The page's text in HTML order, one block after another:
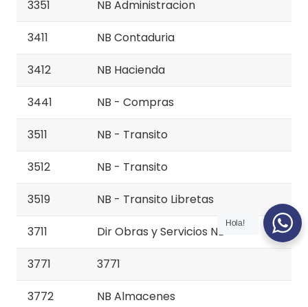
3351 NB Administracion
3411 NB Contaduria
3412 NB Hacienda
3441 NB - Compras
3511 NB - Transito
3512 NB - Transito
3519 NB - Transito Libretas
3711 Dir Obras y Servicios NB
3771 3771
3772 NB Almacenes
Hola!